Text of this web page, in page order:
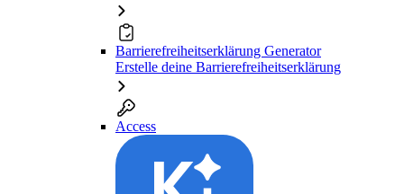
Barrierefreiheitserklärung Generator
Erstelle deine Barrierefreiheitserklärung
Access